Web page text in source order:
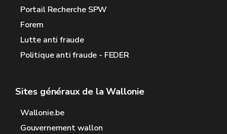
Portail Recherche SPW
Forem
Lutte anti fraude
Politique anti fraude - FEDER
Sites généraux de la Wallonie
Wallonie.be
Gouvernement wallon